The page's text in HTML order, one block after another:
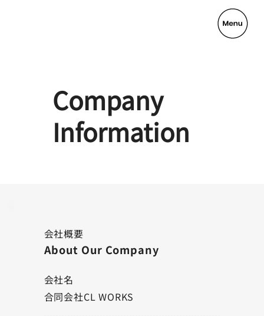
Company
Information
会社概要
About Our Company
会社名
合同会社CL WORKS